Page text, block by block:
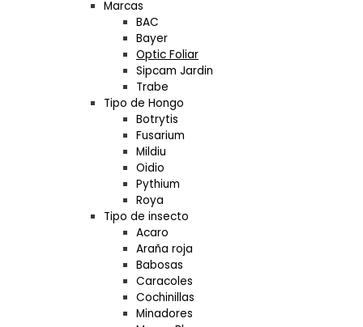
Marcas
BAC
Bayer
Optic Foliar
Sipcam Jardin
Trabe
Tipo de Hongo
Botrytis
Fusarium
Mildiu
Oidio
Pythium
Roya
Tipo de insecto
Acaro
Araña roja
Babosas
Caracoles
Cochinillas
Minadores